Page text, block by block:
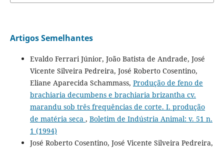
Artigos Semelhantes
Evaldo Ferrari Júnior, João Batista de Andrade, José
Vicente Silveira Pedreira, José Roberto Cosentino,
Eliane Aparecida Schammass, Produção de feno de
brachiaria decumbens e brachiaria brizantha cv.
marandu sob três frequências de corte. I. produção
de matéria seca , Boletim de Indústria Animal: v. 51 n.
1 (1994)
José Roberto Cosentino, José Vicente Silveira Pedreira,